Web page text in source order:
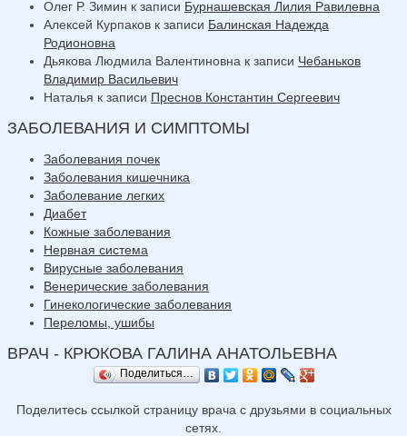
Олег Р. Зимин к записи Бурнашевская Лилия Равилевна
Алексей Курпаков к записи Балинская Надежда
Родионовна
Дьякова Людмила Валентиновна к записи Чебаньков
Владимир Васильевич
Наталья к записи Преснов Константин Сергеевич
ЗАБОЛЕВАНИЯ И СИМПТОМЫ
Заболевания почек
Заболевания кишечника
Заболевание легких
Диабет
Кожные заболевания
Нервная система
Вирусные заболевания
Венерические заболевания
Гинекологические заболевания
Переломы, ушибы
ВРАЧ - КРЮКОВА ГАЛИНА АНАТОЛЬЕВНА
Поделиться…
Поделитесь ссылкой страницу врача с друзьями в социальных
сетях.